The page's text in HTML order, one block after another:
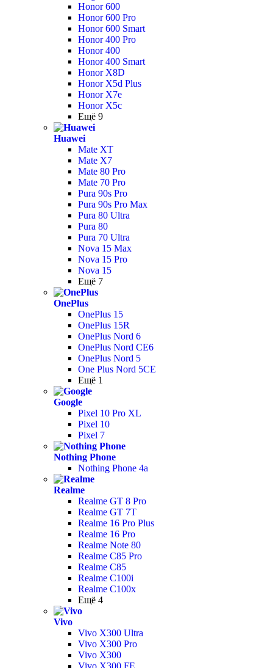
Honor 600
Honor 600 Pro
Honor 600 Smart
Honor 400 Pro
Honor 400
Honor 400 Smart
Honor X8D
Honor X5d Plus
Honor X7e
Honor X5c
Ещё 9
Huawei
Mate XT
Mate X7
Mate 80 Pro
Mate 70 Pro
Pura 90s Pro
Pura 90s Pro Max
Pura 80 Ultra
Pura 80
Pura 70 Ultra
Nova 15 Max
Nova 15 Pro
Nova 15
Ещё 7
OnePlus
OnePlus 15
OnePlus 15R
OnePlus Nord 6
OnePlus Nord CE6
OnePlus Nord 5
One Plus Nord 5CE
Ещё 1
Google
Pixel 10 Pro XL
Pixel 10
Pixel 7
Nothing Phone
Nothing Phone 4a
Realme
Realme GT 8 Pro
Realme GT 7T
Realme 16 Pro Plus
Realme 16 Pro
Realme Note 80
Realme C85 Pro
Realme C85
Realme C100i
Realme C100x
Ещё 4
Vivo
Vivo X300 Ultra
Vivo X300 Pro
Vivo X300
Vivo X300 FE